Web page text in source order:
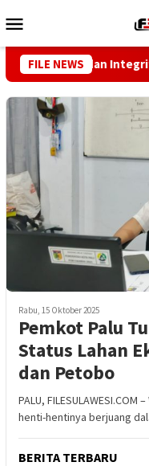
ke
Mobile
FILE NEWSdan Integritas di
Rabu, 15 Oktober 2025
Pemkot Palu
Status Lahan
dan Petobo
PALU,
henti-hentinya berjuang
BERITA TERBARU